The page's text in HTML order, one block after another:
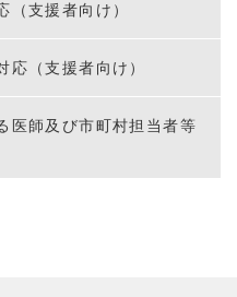
（支援者向け）
応（支援者向け）
医師及び市町村担当者等